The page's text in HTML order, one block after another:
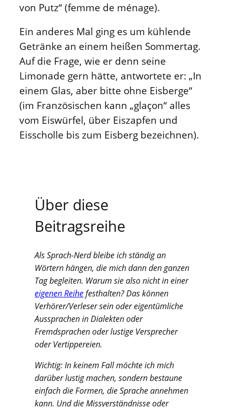
von Putz“ (femme de ménage).
Ein anderes Mal ging es um kühlende
Getränke an einem heißen Sommertag.
Auf die Frage, wie er denn seine
Limonade gern hätte, antwortete er: „In
einem Glas, aber bitte ohne Eisberge“
(im Französischen kann „glaçon“ alles
vom Eiswürfel, über Eiszapfen und
Eisscholle bis zum Eisberg bezeichnen).
Über diese
Beitragsreihe
Als Sprach-Nerd bleibe ich ständig an
Wörtern hängen, die mich dann den ganzen
Tag begleiten. Warum sie also nicht in einer
eigenen Reihefesthalten? Das können
Verhörer/Verleser sein oder eigentümliche
Aussprachen in Dialekten oder
Fremdsprachen oder lustige Versprecher
oder Vertippereien.
Wichtig: In keinem Fall möchte ich mich
darüber lustig machen, sondern bestaune
einfach die Formen, die Sprache annehmen
kann. Und die Missverständnisse oder